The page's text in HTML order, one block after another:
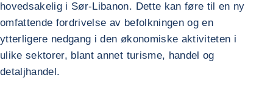
hovedsakelig i Sør-Libanon. Dette kan føre til en ny
omfattende fordrivelse av befolkningen og en
ytterligere nedgang i den økonomiske aktiviteten i
ulike sektorer, blant annet turisme, handel og
detaljhandel.